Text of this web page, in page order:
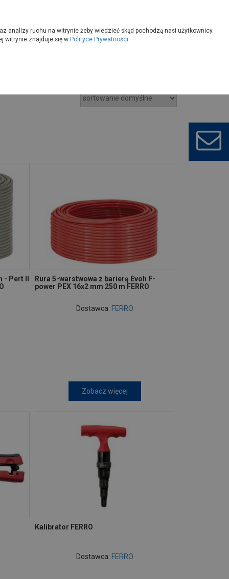
Pert II
Rura 5-warstwowa z barierą Evoh F-
power PEX 16x2 mm 250 m FERRO
Dostawca: FERRO
Zobacz więcej
Kalibrator FERRO
Dostawca: FERRO
analizy ruchu na witrynie żeby wiedzieć skąd pochodzą nasi użytkownicy.
witrynie znajduje się w Polityce Prywatności.